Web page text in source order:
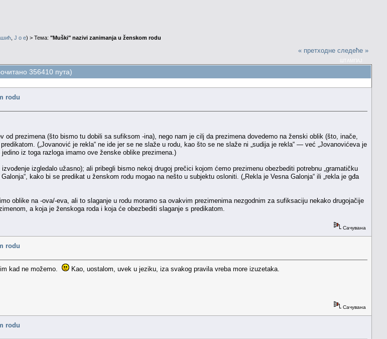
J o e) > Тема: "Muški" nazivi zanimanja u ženskom rodu
« претходне следеће »
356410 пута)
rodu
od prezimena (što bismo tu dobili sa sufiksom -ina), nego nam je cilj da prezimena dovedemo na ženski oblik (što, inače,
(„Jovanović je rekla“ ne ide jer se ne slaže u rodu, kao što se ne slaže ni „sudija je rekla“ — već „Jovanovićeva je
jedino iz toga razloga imamo ove ženske oblike prezimena.)
izgledalo užasno); ali pribegli bismo nekoj drugoj prečici kojom ćemo prezimenu obezbediti potrebnu „gramatičku
kako bi se predikat u ženskom rodu mogao na nešto u subjektu osloniti. („Rekla je Vesna Galonja“ ili „rekla je gđa
oblike na -ova/-eva, ali to slaganje u rodu moramo sa ovakvim prezimenima nezgodnim za sufiksaciju nekako drugojačije
a koja je ženskoga roda i koja će obezbediti slaganje s predikatom.
Сачувана
rodu
kad ne možemo. Kao, uostalom, uvek u jeziku, iza svakog pravila vreba more izuzetaka.
Сачувана
rodu